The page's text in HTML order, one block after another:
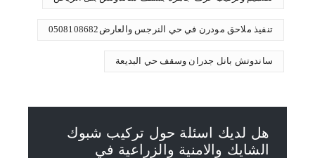
تنفيذ ملاحق مودرن في حي النرجس والعارض0508108682
ساندوتش بانل جدران وسقف حي البديعة
هل لديك اسئلة حول تركيب شبوك
الشايك والامنية والزراعية في